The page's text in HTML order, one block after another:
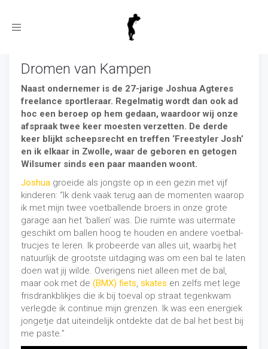
Toggle
Dromen van Kampen
Naast ondernemer is de 27-jarige Joshua Agteres
freelance sportleraar. Regelmatig wordt dan ook ad
hoc een beroep op hem gedaan, waardoor wij onze
afspraak twee keer moesten verzetten. De derde
keer blijkt scheepsrecht en treffen ‘Freestyler Josh’
en ik elkaar in Zwolle, waar de geboren en getogen
Wilsumer sinds een paar maanden woont.
Joshua groeide als jongste op in een gezin met vijf
kinderen: “Ik denk vaak terug aan de momenten waarop
ik met mijn twee voetballende broers in onze grote
garage aan het ‘ballen’ was. Die ruimte was uitermate
geschikt om ballen hoog te houden en andere voetbal-
trucjes te leren. Ik probeerde van alles uit, waarbij het
natuurlijk de grootste uitdaging was om een bal te laten
doen wat jij wilde. Overigens niet alleen met de bal,
maar ook met de (BMX) fiets, skates en zelfs met lege
frisdrankblikjes die ik bij toeval op straat tegenkwam
verlegde ik continue mijn grenzen. Ik was een energiek
jongetje dat uiteindelijk ontdekte dat de bal het best bij
me paste.”